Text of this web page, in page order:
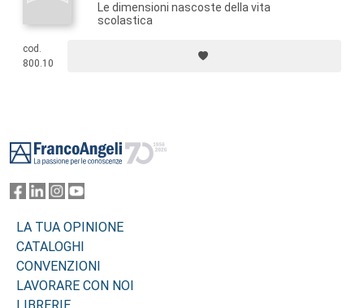
Le dimensioni nascoste della vita
scolastica
cod.
800.10
LA TUA OPINIONE
CATALOGHI
CONVENZIONI
LAVORARE CON NOI